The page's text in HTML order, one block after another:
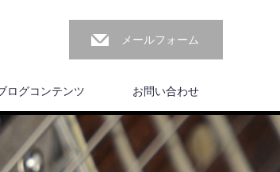
メールフォーム
ログコンテンツ お問い合わせ